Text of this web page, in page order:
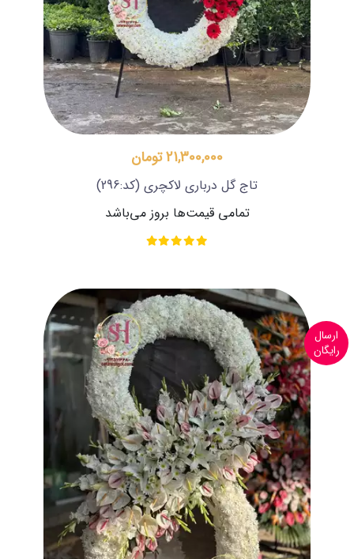
21,300,000 تومان
تاج گل درباری لاکچری (کد:296)
تمامی قیمت‌ها بروز می‌باشد
ارسال
رایگان